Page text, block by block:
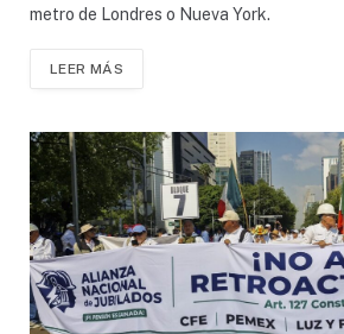
metro de Londres o Nueva York.
LEER MÁS